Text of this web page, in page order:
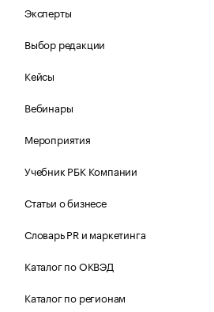
Эксперты
Выбор редакции
Кейсы
Вебинары
Мероприятия
Учебник РБК Компании
Статьи о бизнесе
Словарь PR и маркетинга
Каталог по ОКВЭД
Каталог по регионам